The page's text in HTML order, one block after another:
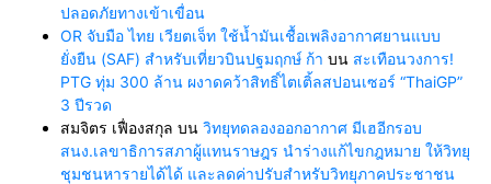
ปลอดภัยทางเข้าเขื่อน
OR จับมือ ไทย เวียตเจ็ท ใช้น้ำมันเชื้อเพลิงอากาศยานแบบ
ยั่งยืน (SAF) สำหรับเที่ยวบินปฐมฤกษ์ ก้า บน สะเทือนวงการ!
PTG ทุ่ม 300 ล้าน ผงาดคว้าสิทธิ์ไตเติ้ลสปอนเซอร์ “ThaiGP”
3 ปีรวด
สมจิตร เฟื่องสกุล บน วิทยุทดลองออกอากาศ มีเฮอีกรอบ
สนง.เลขาธิการสภาผู้แทนราษฎร นำร่างแก้ไขกฎหมาย ให้วิทยุ
ชุมชนหารายได้ได้ และลดค่าปรับสำหรับวิทยุภาคประชาชน